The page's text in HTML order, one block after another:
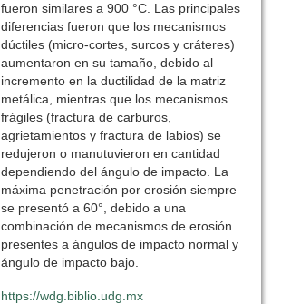
fueron similares a 900 °C. Las principales
diferencias fueron que los mecanismos
dúctiles (micro-cortes, surcos y cráteres)
aumentaron en su tamaño, debido al
incremento en la ductilidad de la matriz
metálica, mientras que los mecanismos
frágiles (fractura de carburos,
agrietamientos y fractura de labios) se
redujeron o manutuvieron en cantidad
dependiendo del ángulo de impacto. La
máxima penetración por erosión siempre
se presentó a 60°, debido a una
combinación de mecanismos de erosión
presentes a ángulos de impacto normal y
ángulo de impacto bajo.
https://wdg.biblio.udg.mx